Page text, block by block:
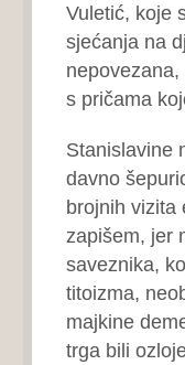
Vuletić, koje
sjećanja na
s pričama
Stanislavine
davno
brojnih vizita
zapišem, jer
saveznika,
titoizma,
majkine
trga bili